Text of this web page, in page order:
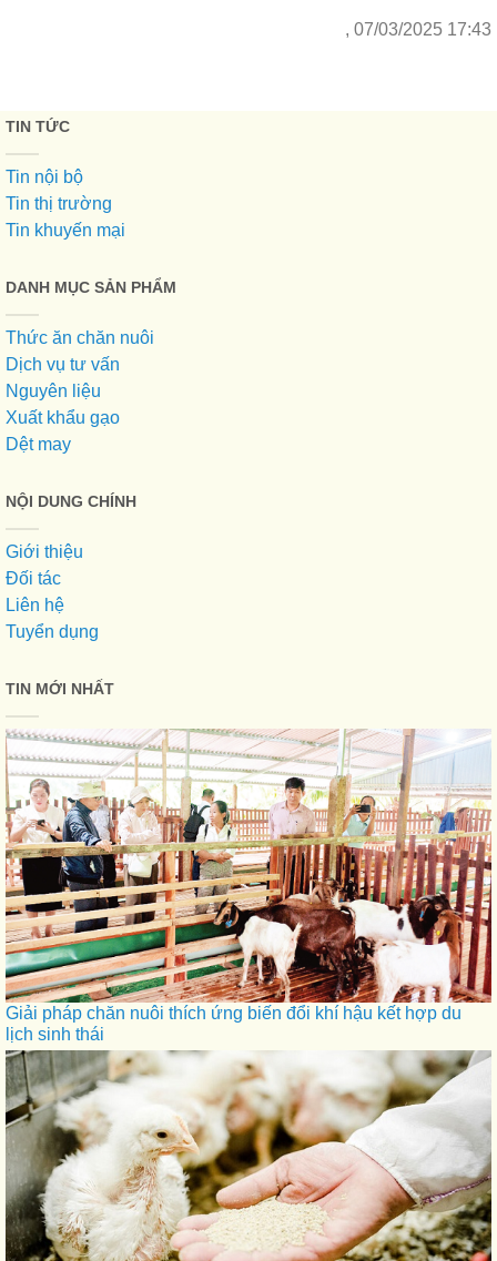
, 07/03/2025 17:43
TIN TỨC
Tin nội bộ
Tin thị trường
Tin khuyến mại
DANH MỤC SẢN PHẨM
Thức ăn chăn nuôi
Dịch vụ tư vấn
Nguyên liệu
Xuất khẩu gạo
Dệt may
NỘI DUNG CHÍNH
Giới thiệu
Đối tác
Liên hệ
Tuyển dụng
TIN MỚI NHẤT
Giải pháp chăn nuôi thích ứng biến đổi khí hậu kết hợp du
lịch sinh thái